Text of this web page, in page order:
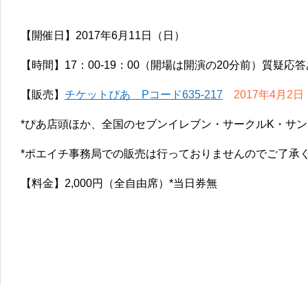
【開催日】2017年6月11日（日）
【時間】17：00-19：00（開場は開演の20分前）質疑応
【販売】 チケットぴあ Pコード635-217 2017年4月2日
*ぴあ店頭ほか、全国のセブンイレブン・サークルK・サ
*ポエイチ事務局での販売は行っておりませんのでご了承
【料金】2,000円（全自由席）*当日券無